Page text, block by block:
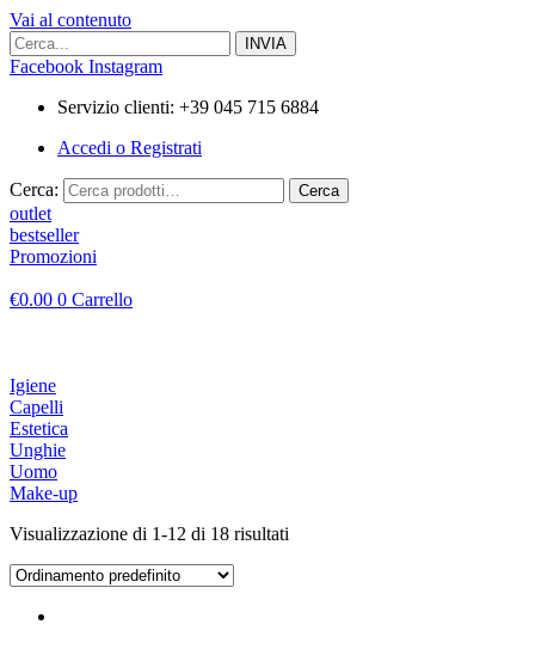
Vai al contenuto
Facebook Instagram
Servizio clienti: +39 045 715 6884
Accedi o Registrati
Cerca: Cerca
outlet
bestseller
Promozioni
€0.00 0 Carrello
Igiene
Capelli
Estetica
Unghie
Uomo
Make-up
Visualizzazione di 1-12 di 18 risultati